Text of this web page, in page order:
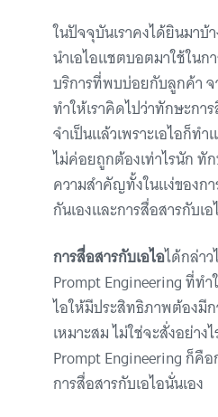
ในปัจจุบันเราคงได้ยินมาบ้
นำเอไอแชตบอตมาใช้ใน
บริการที่พบบ่อยกับลูกค้า
ทำให้เราคิดไปว่าทักษะกา
จำเป็นแล้วเพราะเอไอก็ท
ไม่ค่อยถูกต้องเท่าไรนัก ทั
ความสำคัญทั้งในแง่ของก
กันเองและการสื่อสารกับเอ
การสื่อสารกับเอไอได้กล่า
Prompt Engineering ที่ทำ
ไอให้มีประสิทธิภาพต้องมีก
เหมาะสม ไม่ใช่จะสั่งอย่าง
Prompt Engineering ก็คื
การสื่อสารกับเอไอนั่นเอง